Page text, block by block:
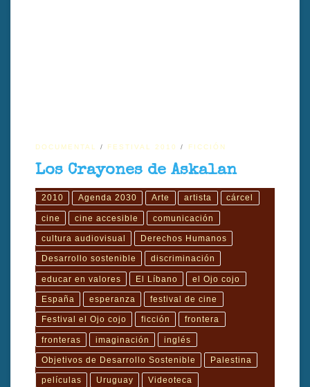
DOCUMENTAL FESTIVAL 2010 FICCIÓN
Los Crayones de Askalan
2010 Agenda 2030 Arte artista cárcel
cine cine accesible comunicación
cultura audiovisual Derechos Humanos
Desarrollo sostenible discriminación
educar en valores El Líbano el Ojo cojo
España esperanza festival de cine
Festival el Ojo cojo ficción frontera
fronteras imaginación inglés
Objetivos de Desarrollo Sostenible Palestina
películas Uruguay Videoteca